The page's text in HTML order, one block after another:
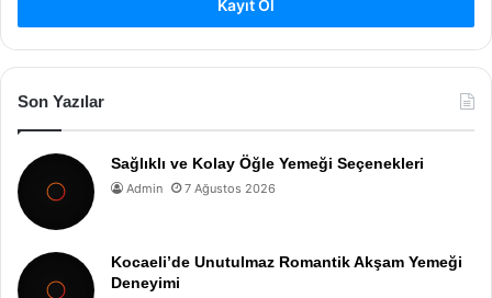
Kayıt Ol
Son Yazılar
Sağlıklı ve Kolay Öğle Yemeği Seçenekleri
Admin 7 Ağustos 2026
Kocaeli’de Unutulmaz Romantik Akşam Yemeği
Deneyimi